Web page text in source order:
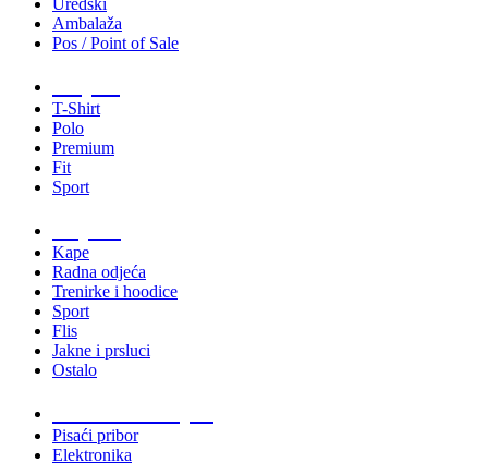
Ambalaža
Pos / Point of Sale
T-Shirt
Polo
Premium
Fit
Sport
Kape
Radna odjeća
Trenirke i hoodice
Sport
Flis
Jakne i prsluci
Ostalo
Pisaći pribor
Elektronika